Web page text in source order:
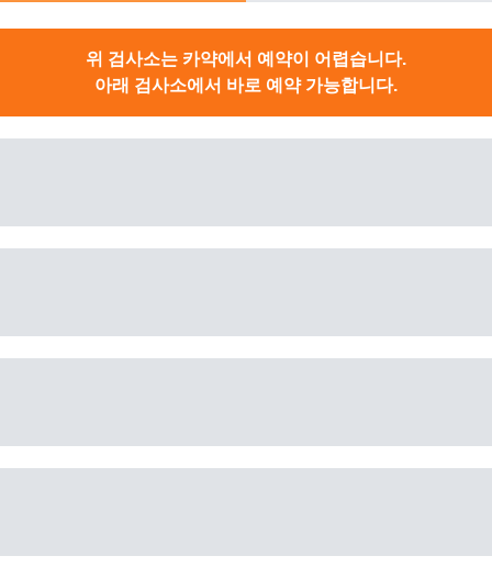
위 검사소는 카약에서 예약이 어렵습니다.
아래 검사소에서 바로 예약 가능합니다.